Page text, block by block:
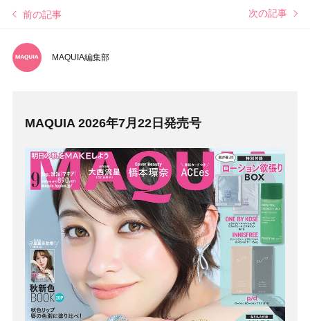
前の記事 次の記事
MAQUIA編集部
MAQUIA 2026年7月22日発売号